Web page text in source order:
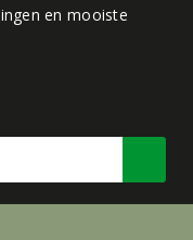
en mooiste